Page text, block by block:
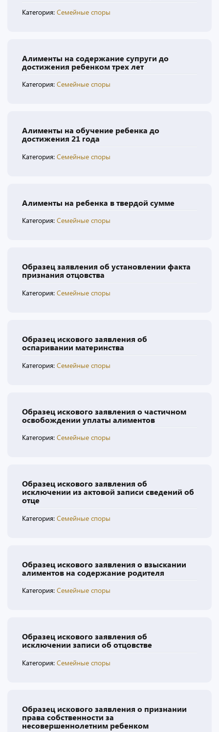
Категория: Семейные споры
Алименты на содержание супруги до
достижения ребенком трех лет
Категория: Семейные споры
Алименты на обучение ребенка до
достижения 21 года
Категория: Семейные споры
Алименты на ребенка в твердой сумме
Категория: Семейные споры
Образец заявления об установлении факта
признания отцовства
Категория: Семейные споры
Образец искового заявления об
оспаривании материнства
Категория: Семейные споры
Образец искового заявления о частичном
освобождении уплаты алиментов
Категория: Семейные споры
Образец искового заявления об
исключении из актовой записи сведений об
отце
Категория: Семейные споры
Образец искового заявления о взыскании
алиментов на содержание родителя
Категория: Семейные споры
Образец искового заявления об
исключении записи об отцовстве
Категория: Семейные споры
Образец искового заявления о признании
права собственности за
несовершеннолетним ребенком